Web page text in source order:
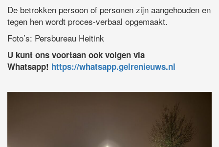
De betrokken persoon of personen zijn aangehouden en
tegen hen wordt proces-verbaal opgemaakt.
Foto’s: Persbureau Heitink
U kunt ons voortaan ook volgen via
Whatsapp! https://whatsapp.gelrenieuws.nl